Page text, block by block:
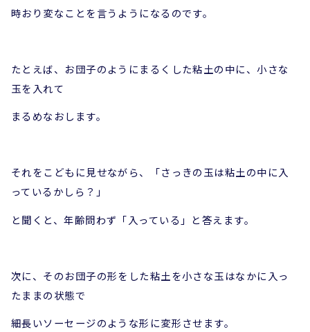
時おり変なことを言うようになるのです。
たとえば、お団子のようにまるくした粘土の中に、小さな
玉を入れて
まるめなおします。
それをこどもに見せながら、「さっきの玉は粘土の中に入
っているかしら？」
と聞くと、年齢問わず「入っている」と答えます。
次に、そのお団子の形をした粘土を小さな玉はなかに入っ
たままの状態で
細長いソーセージのような形に変形させます。